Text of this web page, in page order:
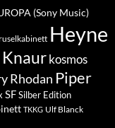
(Sony Music)
Heyne
Knaur kosmos
Rhodan Piper
SFSilber Edition
TKKG Ulf Blanck